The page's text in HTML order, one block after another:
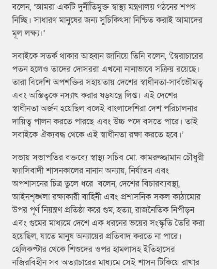
বলেন, ‘আমরা একটি দুর্নীতিমুক্ত স্বাস্থ্য মন্ত্রণালয় গঠনের শপথ
নিচ্ছি। সাধারণ মানুষের জন্য সুচিকিৎসা নিশ্চিত করাই আমাদের
মূল লক্ষ্য।’
সবাইকে সতর্ক থাকার আহ্বান জানিয়ে তিনি বলেন, ‘স্বৈরাচারের
পতন হলেও তাদের দোসররা এখনো নানাভাবে সক্রিয় রয়েছে।
তারা বিদেশি অপশক্তির সহায়তায় দেশের স্বাধীনতা-সার্বভৌমত্ব
এবং অস্তিত্বকে নস্যাৎ করার ষড়যন্ত্রে লিপ্ত। এই দেশের
স্বাধীনতা অর্জন হয়েছিল বলেই বাংলাদেশিরা দেশ পরিচালনার
দায়িত্ব পালন করতে পারছে এবং উচ্চ পদে বসতে পারে। তাই
সবাইকে ঐক্যবদ্ধ থেকে এই স্বাধীনতা রক্ষা করতে হবে।’
সভায় সভাপতির বক্তব্যে স্বাস্থ্য সচিব মো. কামরুজ্জামান চৌধুরী
ফ্যাসিবাদী শাসনকালের নানান অন্যায়, নির্যাতন এবং
অপশাসনের চিত্র তুলে ধরে বলেন, দেশের বিচারব্যবস্থা,
আইনশৃঙ্খলা রক্ষাকারী বাহিনী এবং প্রশাসনিক সকল কাঠামোর
উপর পূর্ণ নিয়ন্ত্রণ প্রতিষ্ঠা করে গুম, হত্যা, রাজনৈতিক নিপীড়ন
এবং গুমের মাধ্যমে দেশে এক ধরনের ভয়ের সংস্কৃতি তৈরি করা
হয়েছিল, যাতে মানুষ অন্যায়ের প্রতিবাদ করতে না পারে।
হেলিকপ্টার থেকে শিশুদের ওপর হামলাসহ ইতিহাসের
নজিরবিহীন সব অত্যাচারের মাধ্যমে সেই শাসন টিকিয়ে রাখার